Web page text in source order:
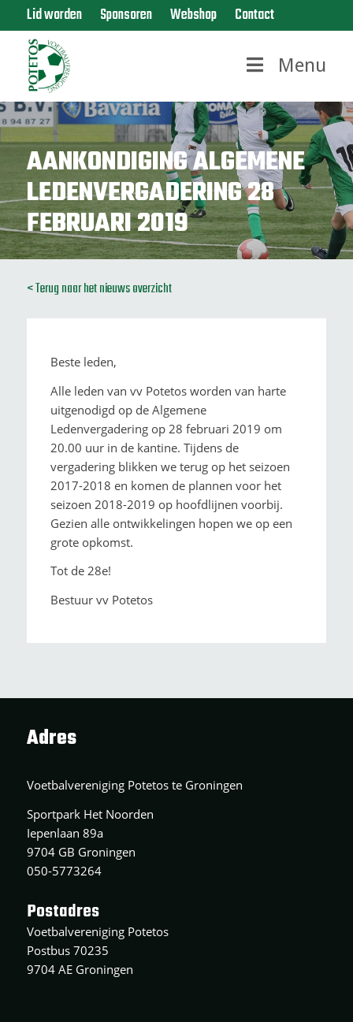
Lid worden Sponsoren Webshop Contact
Menu
AANKONDIGING ALGEMENE
LEDENVERGADERING 28
FEBRUARI 2019
< Terug naar het nieuws overzicht
Beste leden,
Alle leden van vv Potetos worden van harte
uitgenodigd op de Algemene
Ledenvergadering op 28 februari 2019 om
20.00 uur in de kantine. Tijdens de
vergadering blikken we terug op het seizoen
2017-2018 en komen de plannen voor het
seizoen 2018-2019 op hoofdlijnen voorbij.
Gezien alle ontwikkelingen hopen we op een
grote opkomst.
Tot de 28e!
Bestuur vv Potetos
Adres
Voetbalvereniging Potetos te Groningen
Sportpark Het Noorden
Iepenlaan 89a
9704 GB Groningen
050-5773264
Postadres
Voetbalvereniging Potetos
Postbus 70235
9704 AE Groningen